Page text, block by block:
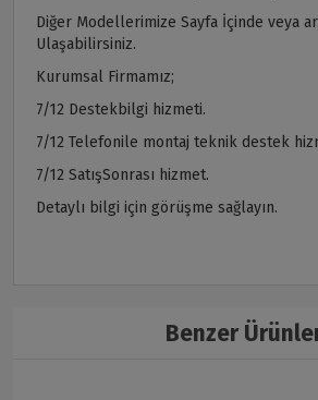
Diğer Modellerimize Sayfa İçinde veya
Ulaşabilirsiniz.
Kurumsal Firmamız;
7/12 Destekbilgi hizmeti.
7/12 Telefonile montaj teknik destek
7/12 SatışSonrası hizmet.
Detaylı bilgi için görüşme sağlayın.
Benzer